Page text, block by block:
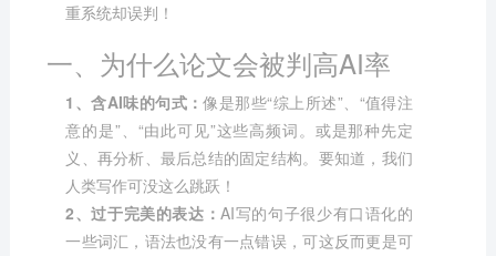
重系统却误判！
一、为什么论文会被判高AI率
1、含AI味的句式：像是那些“综上所述”、“值得注
意的是”、“由此可见”这些高频词。或是那种先定
义、再分析、最后总结的固定结构。要知道，我们
人类写作可没这么跳跃！
2、过于完美的表达：AI写的句子很少有口语化的
一些词汇，语法也没有一点错误，可这反而更是可